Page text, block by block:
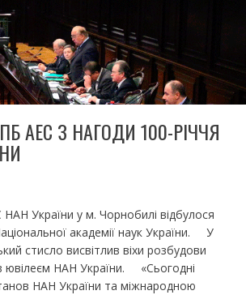
АЕС З НАГОДИ 100-РІЧЧЯ
України у м. Чорнобилі відбулося
академії наук України. У
стисло висвітлив віхи розбудови
з ювілеєм НАН України. «Сьогодні
НАН України та міжнародною